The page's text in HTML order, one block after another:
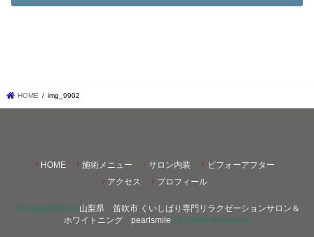
HOME img_9902
HOME 施術メニュー サロン内装
ビフォーアフター
アクセス
プロフィール
©Copyright2026 山梨県 笛吹市 くいしばり専門リラクゼーションサロン＆
ホワイトニング pearlsmile .All Rights Reserved.